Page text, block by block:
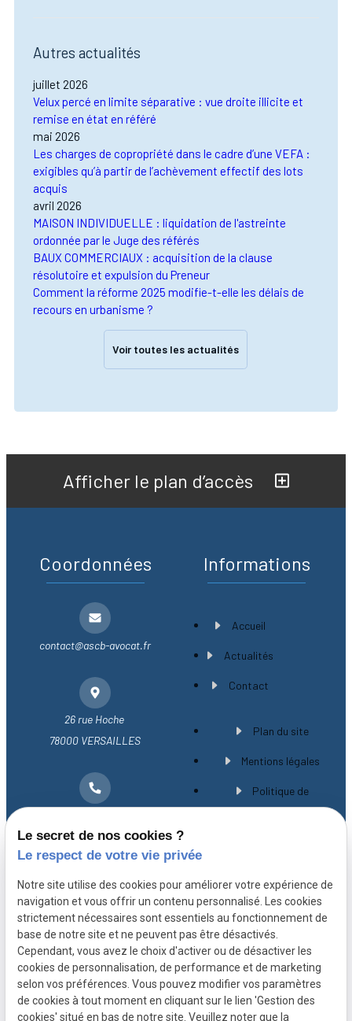
Autres actualités
juillet 2026
Velux percé en limite séparative : vue droite illicite et
remise en état en référé
mai 2026
Les charges de copropriété dans le cadre d’une VEFA :
exigibles qu’à partir de l’achèvement effectif des lots
acquis
avril 2026
MAISON INDIVIDUELLE : liquidation de l'astreinte
ordonnée par le Juge des référés
BAUX COMMERCIAUX : acquisition de la clause
résolutoire et expulsion du Preneur
Comment la réforme 2025 modifie-t-elle les délais de
recours en urbanisme ?
Voir toutes les actualités
Afficher le plan d’accès
Coordonnées
contact@ascb-avocat.fr
26 rue Hoche
78000 VERSAILLES
Informations
Accueil
Actualités
Contact
Plan du site
Mentions légales
Politique de
A propos
Avocat spécialiste en droit immobilier à
Versailles, Maître CHEVILLARD-BUISSON vous
accompagne avec expérience et rigueur depuis
plus de 20 ans.
Le secret de nos cookies ?
Le respect de votre vie privée
Notre site utilise des cookies pour améliorer votre expérience de
navigation et vous offrir un contenu personnalisé. Les cookies
strictement nécessaires sont essentiels au fonctionnement de
base de notre site et ne peuvent pas être désactivés.
Cependant, vous avez le choix d'activer ou de désactiver les
cookies de personnalisation, de performance et de marketing
selon vos préférences. Vous pouvez modifier vos paramètres
de cookies à tout moment en cliquant sur le lien 'Gestion des
cookies' situé en bas de notre site. Veuillez noter que la